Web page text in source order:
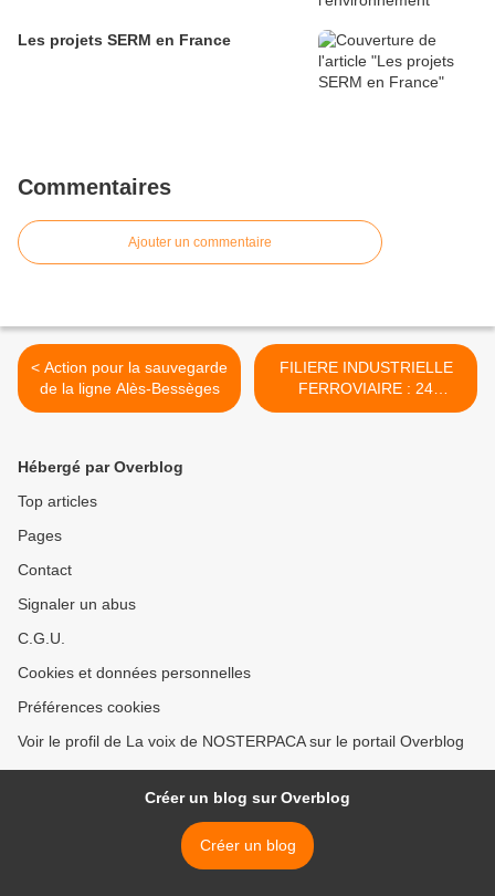
Les projets SERM en France
Commentaires
Ajouter un commentaire
< Action pour la sauvegarde
de la ligne Alès-Bessèges
FILIERE INDUSTRIELLE
FERROVIAIRE : 24
CHANTIERS POUR UNE
Hébergé par Overblog
Top articles
Pages
Contact
Signaler un abus
C.G.U.
Cookies et données personnelles
Préférences cookies
Voir le profil de La voix de NOSTERPACA sur le portail Overblog
Créer un blog sur Overblog
Créer un blog